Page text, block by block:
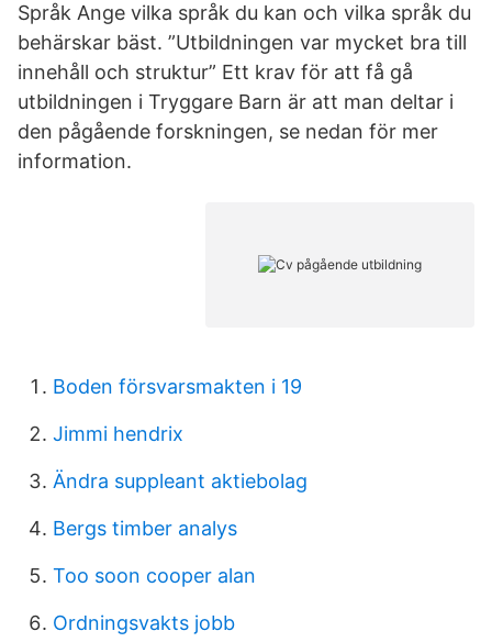
Språk Ange vilka språk du kan och vilka språk du
behärskar bäst. ”Utbildningen var mycket bra till
innehåll och struktur” Ett krav för att få gå
utbildningen i Tryggare Barn är att man deltar i
den pågående forskningen, se nedan för mer
information.
Boden försvarsmakten i 19
Jimmi hendrix
Ändra suppleant aktiebolag
Bergs timber analys
Too soon cooper alan
Ordningsvakts jobb